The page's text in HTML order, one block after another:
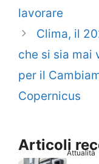
lavorare
Clima, il
che si sia mai
per il
Copernicus
ArticoliAttualità